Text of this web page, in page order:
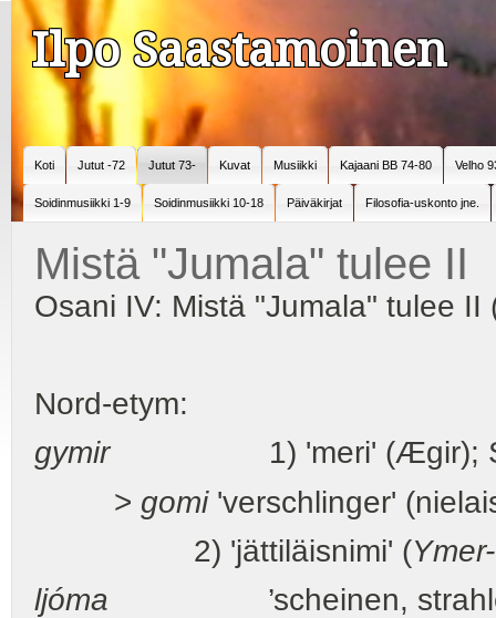
Ilpo Saastamoinen
Koti Jutut -72 Jutut 73- Kuvat Musiikki Kajaani BB 74-80 Velho
Soidinmusiikki 1-9 Soidinmusiikki 10-18 Päiväkirjat Filosofia-uskonto jne.
Mistä "Jumala" tulee II
Osani IV: Mistä "Jumala" tulee
Nord-etym:
gymir1) 'meri' (Ægir);
> gomi'verschlinger'
2) 'jättiläisnimi' (
ljóma ’scheinen, strahlen’